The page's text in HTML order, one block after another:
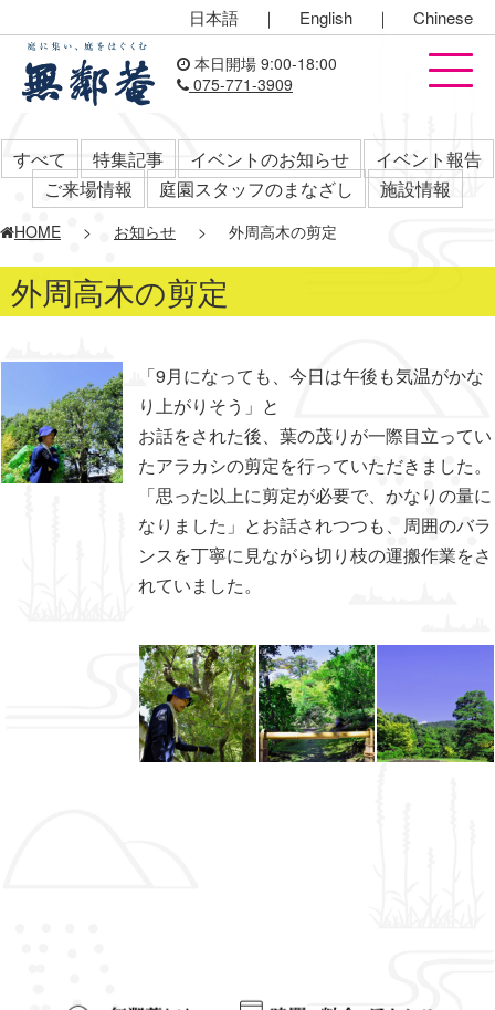
日本語 ｜ English ｜ Chinese
本日開場 9:00-18:00
075-771-3909
すべて 特集記事 イベントのお知らせ
イベント報告
ご来場情報
庭園スタッフのまなざし 施設情報
HOME > お知らせ > 外周高木の剪定
外周高木の剪定
「9月になっても、今日は午後も気温がかな
り上がりそう」と
お話をされた後、葉の茂りが一際目立ってい
たアラカシの剪定を行っていただきました。
「思った以上に剪定が必要で、かなりの量に
なりました」とお話されつつも、周囲のバラ
ンスを丁寧に見ながら切り枝の運搬作業をさ
れていました。